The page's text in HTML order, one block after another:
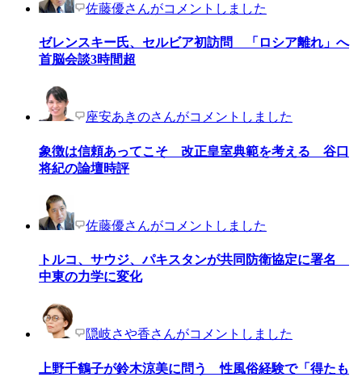
佐藤優さんがコメントしました
ゼレンスキー氏、セルビア初訪問 「ロシア離れ」へ
首脳会談3時間超
座安あきのさんがコメントしました
象徴は信頼あってこそ 改正皇室典範を考える 谷口
将紀の論壇時評
佐藤優さんがコメントしました
トルコ、サウジ、パキスタンが共同防衛協定に署名
中東の力学に変化
隠岐さや香さんがコメントしました
上野千鶴子が鈴木涼美に問う 性風俗経験で「得たも